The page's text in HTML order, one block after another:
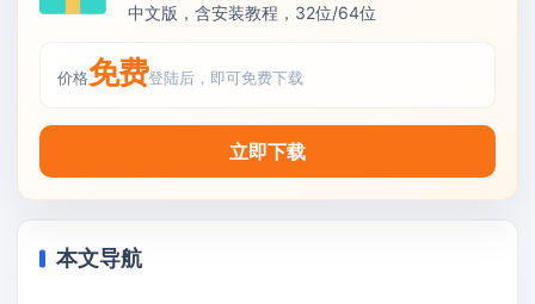
中文版，含安装教程，32位/64位
价格免费登陆后，即可免费下载
立即下载
本文导航